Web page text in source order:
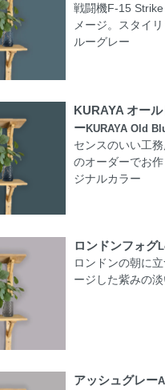
戦闘機F-15
メージ。スタイ
ルーグレー
KURAYA オー
ーKURAYA Old
センスのいい工
のオーダーでお
ジナルカラー
ロンドンフォグ
ロンドンの朝に
ージした紫みの
アッシュグレー